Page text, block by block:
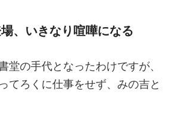
、いきなり喧嘩になる
堂の手代となったわけですが、
てろくに仕事をせず、みの吉と